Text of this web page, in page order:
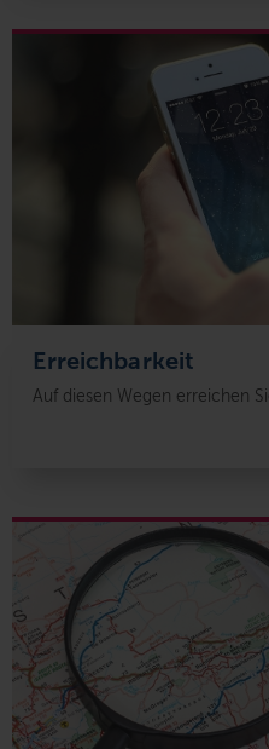
Erreichbarkeit
Auf diesen Wegen erreichen